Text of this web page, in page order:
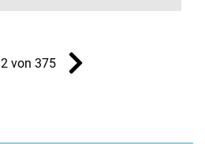
2 von 375